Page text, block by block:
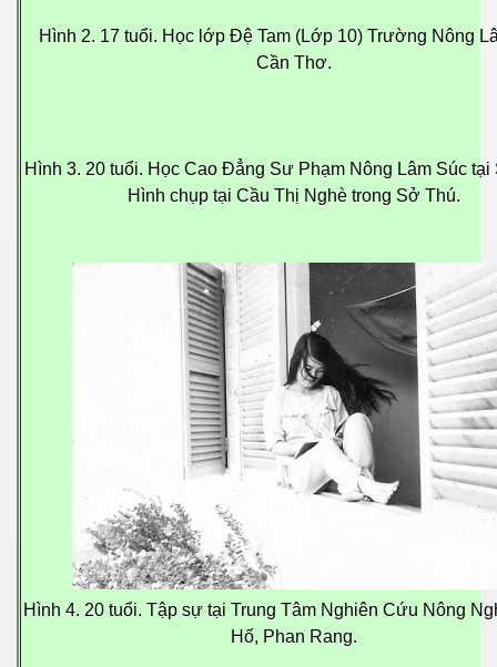
Hình 2. 17 tuổi. Học lớp Đệ Tam (Lớp 10) Trường Nông
Cần Thơ.
Hình 3. 20 tuổi. Học Cao Đẳng Sư Phạm Nông Lâm Súc tại
Hình chụp tại Cầu Thị Nghè trong Sở Thú.
Hình 4. 20 tuổi. Tập sự tại Trung Tâm Nghiên Cứu Nông
Hố, Phan Rang.